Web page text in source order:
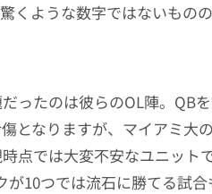
くような数字ではないもの
ったのは彼らのOL陣。QB
となりますが、マイアミ大
点では大変不安なユニット
が10つでは流石に勝てる試合